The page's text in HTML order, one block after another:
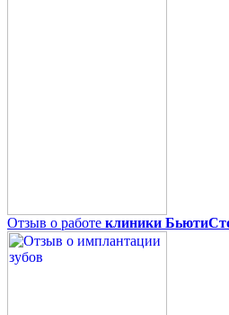
Отзыв о работе клиники